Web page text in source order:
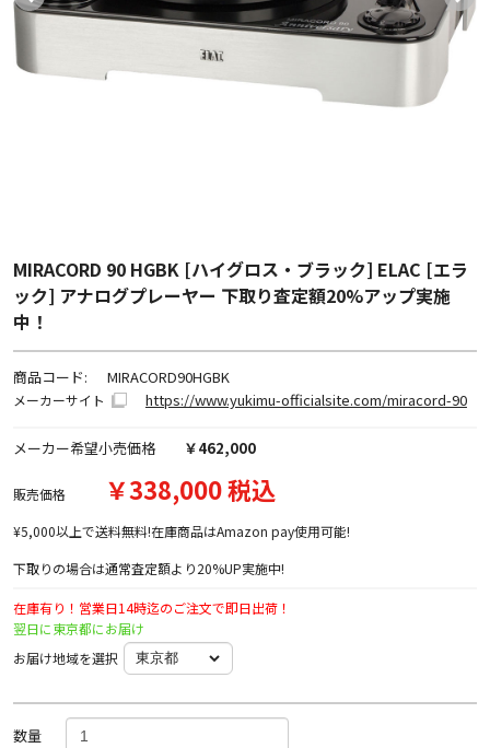
MIRACORD 90 HGBK [ハイグロス・ブラック] ELAC [エラ
ック] アナログプレーヤー 下取り査定額20%アップ実施
中！
商品コード: MIRACORD90HGBK
メーカーサイト https://www.yukimu-officialsite.com/miracord-90
メーカー希望小売価格 ￥462,000
販売価格 ￥338,000 税込
¥5,000以上で送料無料!在庫商品はAmazon pay使用可能!
下取りの場合は通常査定額より20%UP実施中!
在庫有り！営業日14時迄のご注文で即日出荷！
翌日に東京都にお届け
お届け地域を選択
数量